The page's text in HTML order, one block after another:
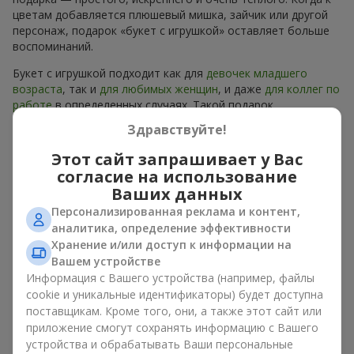
цветам добавляется плюшевый мишка, зайчик или другой
персонаж, подарок «букет с игрушкой» оставляет больше
воспоминаний.
Букет с игрушкой подходит как для девочек младшего
возраста, так и для любимых женщин, и даже для коллег по
работев определенных случаях. Такой подарок
подчеркивает искреннюю заботу, уют и желание сделать
человеку приятно. Наflowers.uaможно найти
разнообразные предложения на любой вкус и бюджет,
чтобы сделать подарок в г. Згуровка незабываемым.
Как мягкая игрушка
подчеркивает эмоции вместе
с цветами
Букет с игрушкой — универсальное и всегда удачное
решение. Такое сочетание удваивает эмоции и позволяет
их обновлять в памяти каждый раз, когда плюшевый друг
попадает в поле зрения. Вместе букет с игрушкой
работают идеально. Цветы и игрушка создают баланс
Здравствуйте!
Этот сайт запрашивает у Вас
согласие на использование
Ваших данных
Персонализированная реклама и контент,
аналитика, определение эффективности
Хранение и/или доступ к информации на
Вашем устройстве
Информация с Вашего устройства (например, файлы
cookie и уникальные идентификаторы) будет доступна
поставщикам. Кроме того, они, а также этот сайт или
приложение смогут сохранять информацию с Вашего
устройства и обрабатывать Ваши персональные